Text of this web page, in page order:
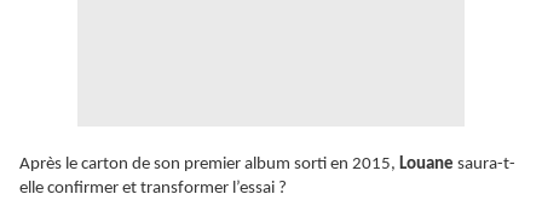
Après le carton de son premier album sorti en 2015, Louane saura-t-
elle confirmer et transformer l’essai ?